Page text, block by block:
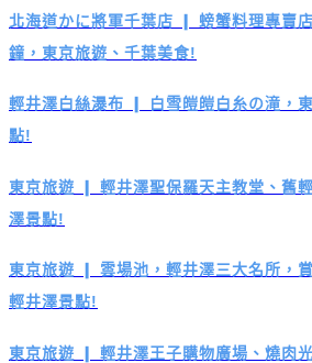
北海道かに將軍千葉店 ❙ 螃蟹料理專賣
鐘，東京旅遊、千葉美食!
輕井澤白絲瀑布 ❙ 白雪皚皚白糸の滝，
點!
東京旅遊 ❙ 輕井澤聖保羅天主教堂、舊
澤景點!
東京旅遊 ❙ 雲場池，輕井澤三大名所，
輕井澤景點!
東京旅遊 ❙ 輕井澤王子購物廣場、燒肉